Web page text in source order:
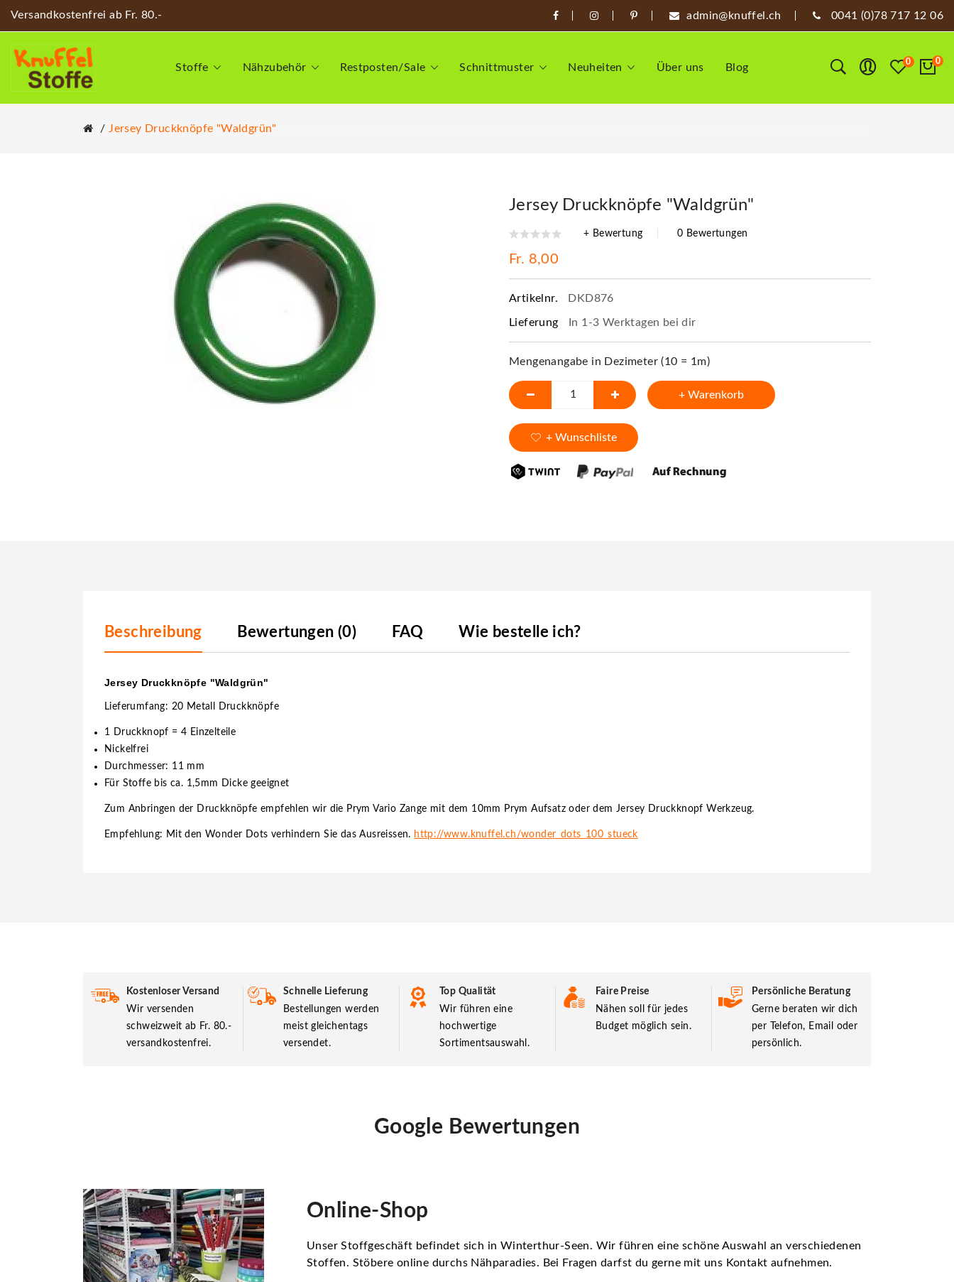
Versandkostenfrei ab Fr. 80.- admin@knuffel.ch 0041 (0)78 717 12 06
Stoffe Nähzubehör Restposten/Sale Schnittmuster Neuheiten Über uns Blog 0 0
Jersey Druckknöpfe "Waldgrün"
Jersey Druckknöpfe "Waldgrün"
+ Bewertung 0 Bewertungen
Fr. 8,00
Artikelnr. DKD876
Lieferung In 1-3 Werktagen bei dir
Mengenangabe in Dezimeter (10 = 1m)
+ Warenkorb
+ Wunschliste
Beschreibung Bewertungen (0) FAQ Wie bestelle ich?
Jersey Druckknöpfe "Waldgrün"
Lieferumfang: 20 Metall Druckknöpfe
1 Druckknopf = 4 Einzelteile
Nickelfrei
Durchmesser: 11 mm
Für Stoffe bis ca. 1,5mm Dicke geeignet
Zum Anbringen der Druckknöpfe empfehlen wir die Prym Vario Zange mit dem 10mm Prym Aufsatz oder dem Jersey Druckknopf Werkzeug.
Empfehlung: Mit den Wonder Dots verhindern Sie das Ausreissen. http://www.knuffel.ch/wonder_dots_100_stueck
Kostenloser Versand
Wir versenden
schweizweit ab Fr. 80.-
versandkostenfrei.
Schnelle Lieferung
Bestellungen werden
meist gleichentags
versendet.
Top Qualität
Wir führen eine
hochwertige
Sortimentsauswahl.
Faire Preise
Nähen soll für jedes
Budget möglich sein.
Persönliche Beratung
Gerne beraten wir dich
per Telefon, Email oder
persönlich.
Google Bewertungen
Online-Shop
Unser Stoffgeschäft befindet sich in Winterthur-Seen. Wir führen eine schöne Auswahl an verschiedenen
Stoffen. Stöbere online durchs Nähparadies. Bei Fragen darfst du gerne mit uns Kontakt aufnehmen.